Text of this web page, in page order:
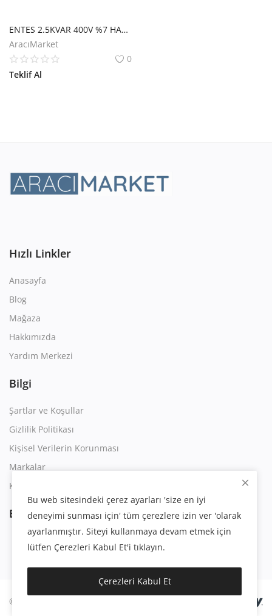
ENTES 2.5KVAR 400V %7 HARMONİK FİLTRE M1809
AracıMarket
0
Teklif Al
Hızlı Linkler
Anasayfa
Blog
Mağaza
Hakkımızda
Yardım Merkezi
Bilgi
Şartlar ve Koşullar
Gizlilik Politikası
Kişisel Verilerin Korunması
Markalar
Kullanım Sözleşmesi
Bizi Takip Edin
© 2023 | Eygsoft
Bu web sitesindeki çerez ayarları 'size en iyi
deneyimi sunması için' tüm çerezlere izin ver 'olarak
ayarlanmıştır. Siteyi kullanmaya devam etmek için
lütfen Çerezleri Kabul Et'i tıklayın.
Çerezleri Kabul Et